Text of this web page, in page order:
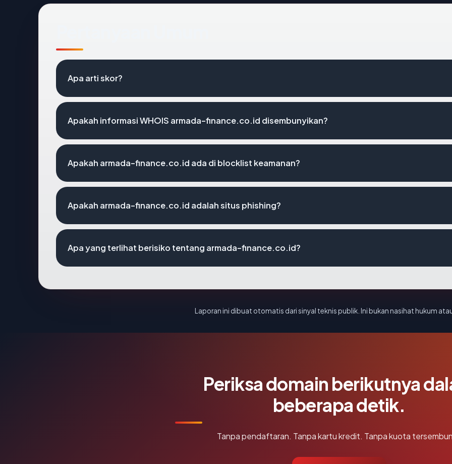
Apa arti skor?
Apakah informasi WHOIS armada-finance.co.id disembunyikan?
Apakah armada-finance.co.id ada di blocklist keamanan?
Apakah armada-finance.co.id adalah situs phishing?
Apa yang terlihat berisiko tentang armada-finance.co.id?
Laporan ini dibuat otomatis dari sinyal teknis publik. Ini bukan nasihat hukum
Periksa domain berikutnya
beberapa detik.
Tanpa pendaftaran. Tanpa kartu kredit. Tanpa kuota